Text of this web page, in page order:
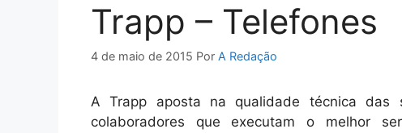
Trapp – Telefones
4 de maio de 2015 Por A Redação
A Trapp aposta na qualidade técnica das
colaboradores que executam o melhor